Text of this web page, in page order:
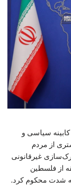
سیاسی و
از مردم
غیرقانونی
از فلسطین
شدت محکوم کرد.